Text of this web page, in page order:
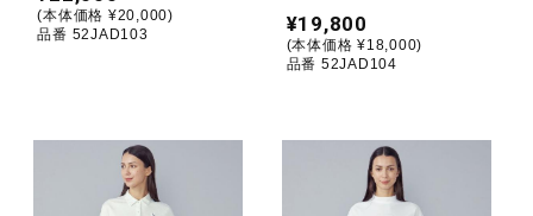
バレーボール
(本体価格 ¥20,000)
品番 52JAD103
¥19,800
(本体価格 ¥18,000)
品番 52JAD104